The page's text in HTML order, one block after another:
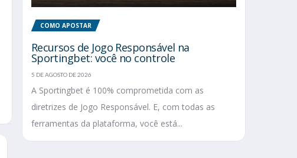
COMO APOSTAR
Recursos de Jogo Responsável na
Sportingbet: você no controle
5 DE AGOSTO DE 2026
A Sportingbet é 100% comprometida com as
diretrizes de Jogo Responsável. E, com todas as
ferramentas da plataforma, você está...